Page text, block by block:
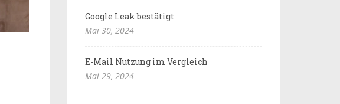
Google Leak bestätigt
Mai 30, 2024
E-Mail Nutzung im Vergleich
Mai 29, 2024